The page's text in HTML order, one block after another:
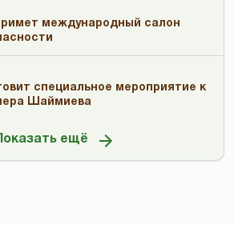
международный салон
специальное мероприятие к
Шаймиева
Показать ещё